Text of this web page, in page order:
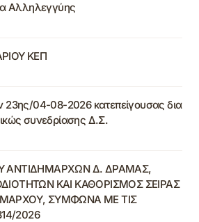
Αλληλεγγύης
ΚΕΠ
04-08-2026 κατεπείγουσας δια
συνεδρίασης Δ.Σ.
ΑΝΤΙΔΗΜΑΡΧΩΝ Δ. ΔΡΑΜΑΣ,
ΚΑΙ ΚΑΘΟΡΙΣΜΟΣ ΣΕΙΡΑΣ
ΣΥΜΦΩΝΑ ΜΕ ΤΙΣ
2026